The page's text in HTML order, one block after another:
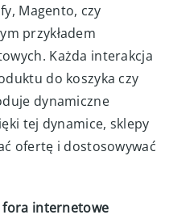
Magento, czy
przykładem
Każda interakcja
do koszyka czy
dynamiczne
tej dynamice, sklepy
ofertę i dostosowywać
fora internetowe